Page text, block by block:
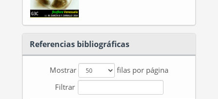
Referencias bibliográficas
Mostrar
filas por página
Filtrar